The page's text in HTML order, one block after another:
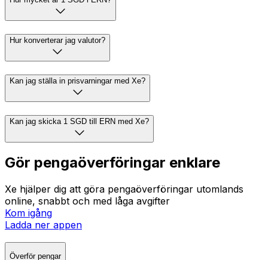
Hur konverterar jag valutor?
Kan jag ställa in prisvarningar med Xe?
Kan jag skicka 1 SGD till ERN med Xe?
Gör pengaöverföringar enklare
Xe hjälper dig att göra pengaöverföringar utomlands
online, snabbt och med låga avgifter
Kom igång
Ladda ner appen
Överför pengar